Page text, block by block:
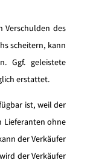
Verschulden des
scheitern, kann
Ggf. geleistete
erstattet.
ist, weil der
Lieferanten ohne
der Verkäufer
der Verkäufer